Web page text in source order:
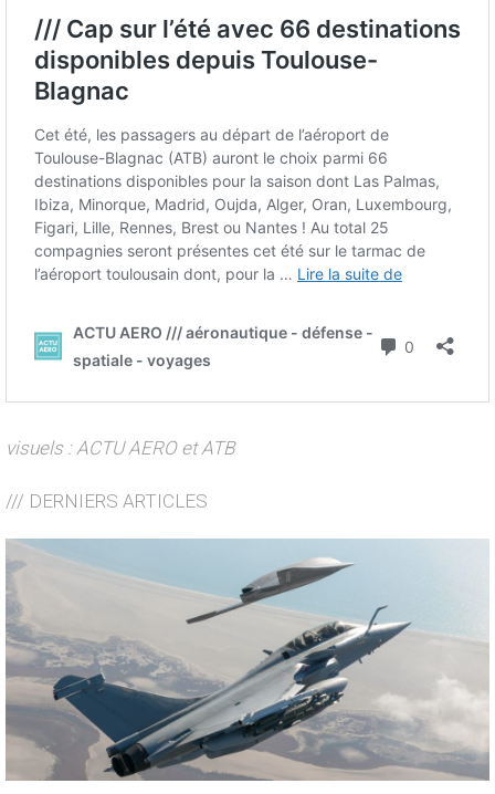
visuels : ACTU AERO et ATB
/// DERNIERS ARTICLES